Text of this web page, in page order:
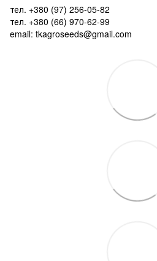
тел. +380 (97) 256-05-82
тел. +380 (66) 970-62-99
email: tkagroseeds@gmail.com